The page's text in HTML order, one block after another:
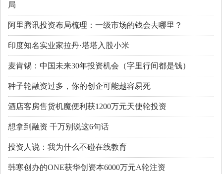
局
阿里腾讯投资布局梳理：一级市场的钱会去哪里？
印度知名实业家拉丹·塔塔入股小米
麦肯锡：中国未来30年投资机会（字里行间都是钱）
种子轮融资过多，你的创企可能越容易死
酒店客房售货机魔便利获1200万元天使轮投资
想拿到融资 千万别说这6句话
投资人说：我为什么不碰在线教育
韩寒创办的ONE获华创资本6000万元A轮注资